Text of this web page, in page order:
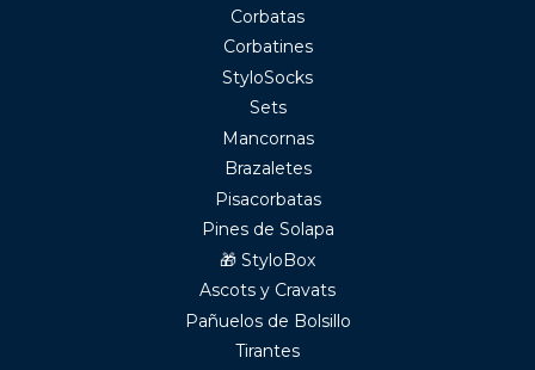
Corbatas
Corbatines
StyloSocks
Sets
Mancornas
Brazaletes
Pisacorbatas
Pines de Solapa
🎁 StyloBox
Ascots y Cravats
Pañuelos de Bolsillo
Tirantes